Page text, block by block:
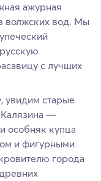
ажурная
волжских вод. Мы
с лучших
увидим старые
Калязина —
особняк купца
и фигурными
города